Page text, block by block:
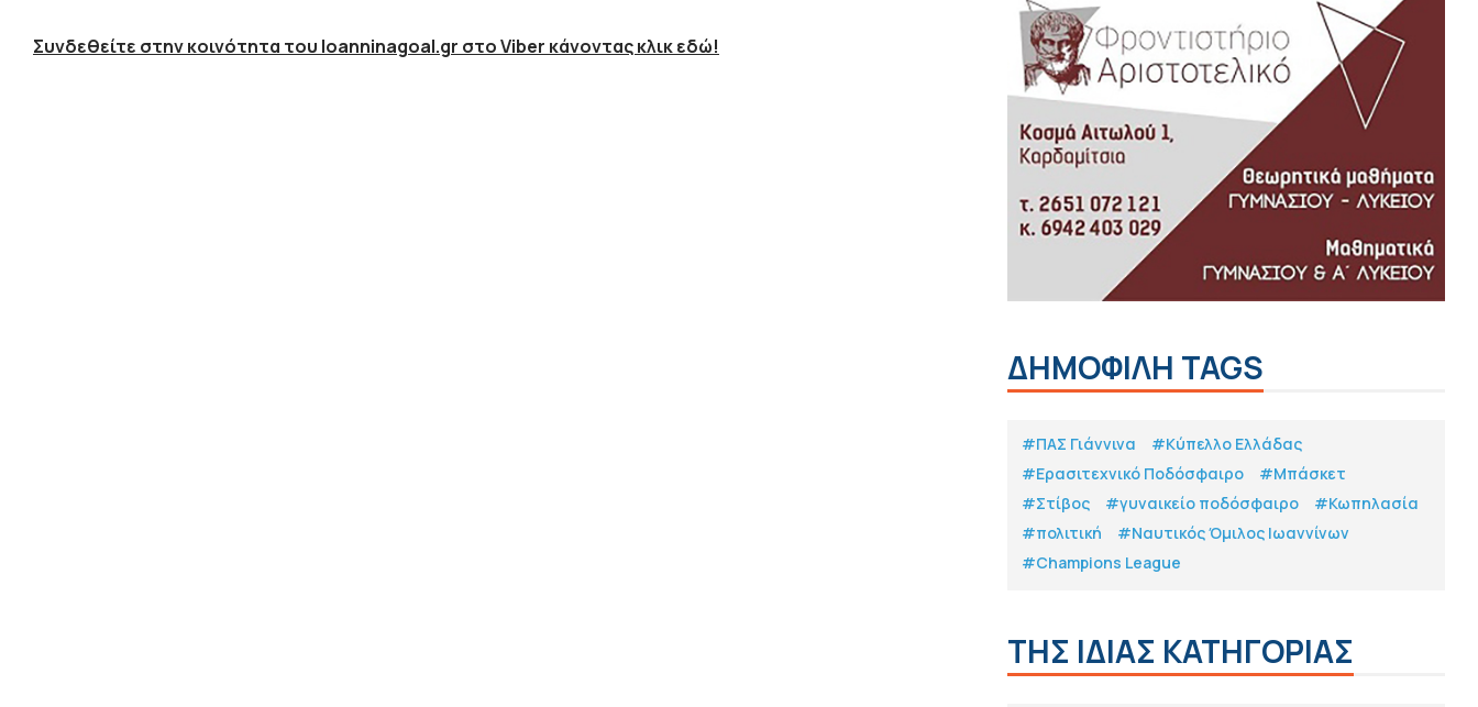
Συνδεθείτε στην κοινότητα του Ioanninagoal.gr στο Viber κάνοντας κλικ εδώ!
ΔΗΜΟΦΙΛΗ TAGS
#ΠΑΣ Γιάννινα
#Κύπελλο Ελλάδας
#Eρασιτεχνικό Ποδόσφαιρο
#Μπάσκετ
#Στίβος
#γυναικείο ποδόσφαιρο
#Κωπηλασία
#πολιτική
#Ναυτικός Όμιλος Ιωαννίνων
#Champions League
ΤΗΣ ΙΔΙΑΣ ΚΑΤΗΓΟΡΙΑΣ